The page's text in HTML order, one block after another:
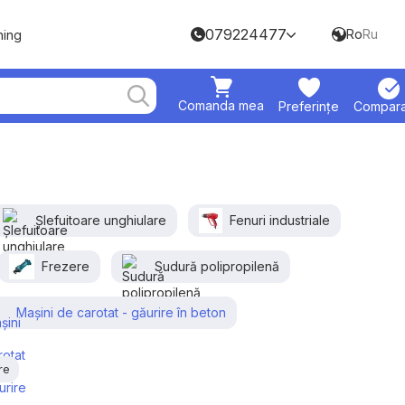
079224477 RoRu
Comanda mea Preferințe
Șlefuitoare unghiulare Fenuri industriale
Frezere Sudură polipropilenă
Mașini de carotat - găurire în beton